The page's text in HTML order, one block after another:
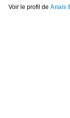
Voir le profil de Anaïs